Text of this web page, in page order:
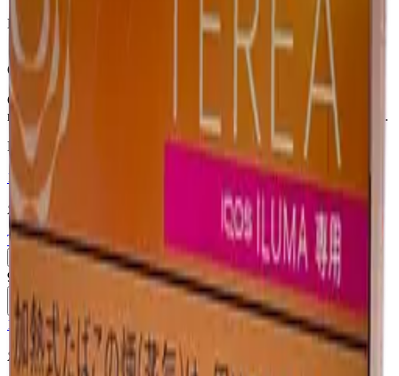
Вкусы
Описание
Стики TEREA Warm Regular для IQOS ILUMA —
насыщенный табачный вкус с теплыми оттенками — Япония.
Похожие товары
18+ Мне исполнилось 18 лет
Япония (JP)
Terea Fusion Menthol JP
Блок×10
910 ₽
В корзину
18+ Мне исполнилось 18 лет
Япония (JP)